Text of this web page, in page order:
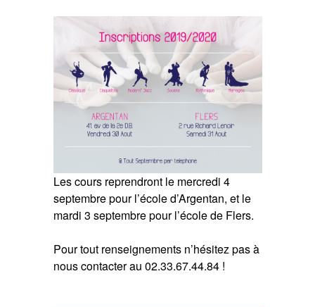
Les cours reprendront le mercredi 4
septembre pour l’école d’Argentan, et le
mardi 3 septembre pour l’école de Flers.
Pour tout renseignements n’hésitez pas à
nous contacter au 02.33.67.44.84 !